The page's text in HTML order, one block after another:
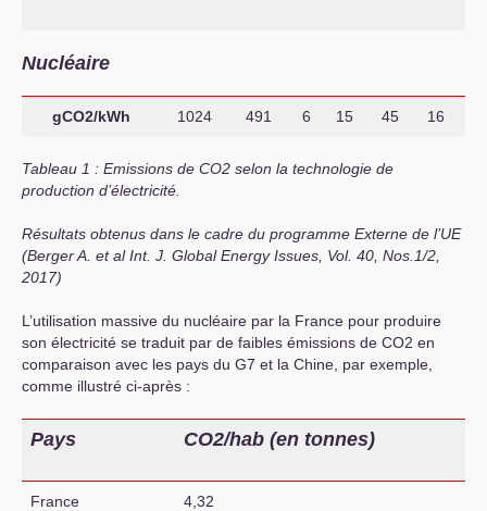
Nucléaire
gCO2/kWh 1024 491 6 15 45 16
Tableau 1 : Emissions de CO2 selon la technologie de
production d’électricité.
Résultats obtenus dans le cadre du programme Externe de l’UE
(Berger A. et al Int. J. Global Energy Issues, Vol. 40, Nos.1/2,
2017)
L’utilisation massive du nucléaire par la France pour produire
son électricité se traduit par de faibles émissions de CO2 en
comparaison avec les pays du G7 et la Chine, par exemple,
comme illustré ci-après :
Pays CO2/hab (en tonnes)
France 4,32